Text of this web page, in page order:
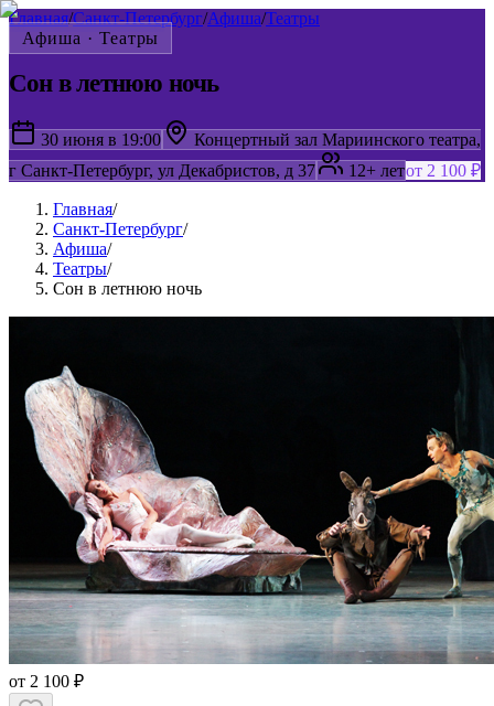
Главная/Санкт-Петербург/Афиша/Театры
Афиша · Театры
Сон в летнюю ночь
30 июня в 19:00
Концертный зал Мариинского театра,
г Санкт-Петербург, ул Декабристов, д 37
12+ летот 2 100 ₽
Главная/
Санкт-Петербург/
Афиша/
Театры/
Сон в летнюю ночь
от 2 100 ₽